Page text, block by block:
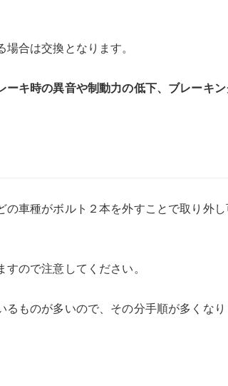
合は交換となります。
ーキ時の異音や制動力の低下、ブレーキ
車種がボルト２本を外すことで取り外
ので注意してください。
ものが多いので、その分手順が多くな